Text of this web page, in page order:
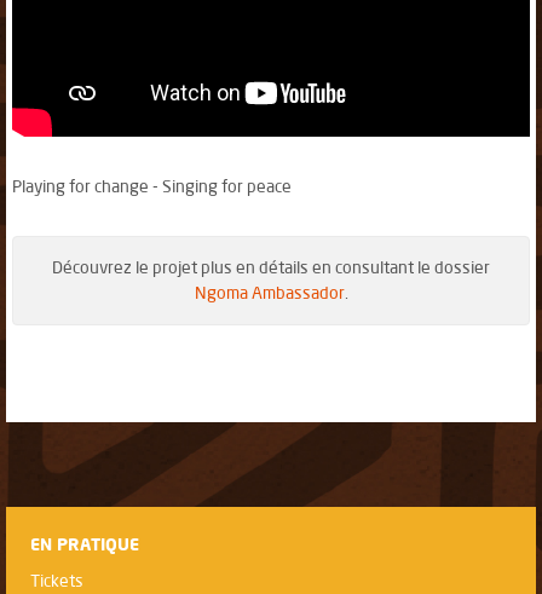
Playing for change - Singing for peace
Découvrez le projet plus en détails en consultant le dossier
Ngoma Ambassador.
EN PRATIQUE
Tickets